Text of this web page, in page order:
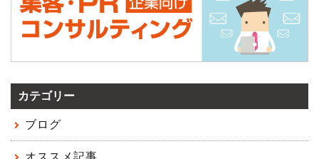
カテゴリー
ブログ